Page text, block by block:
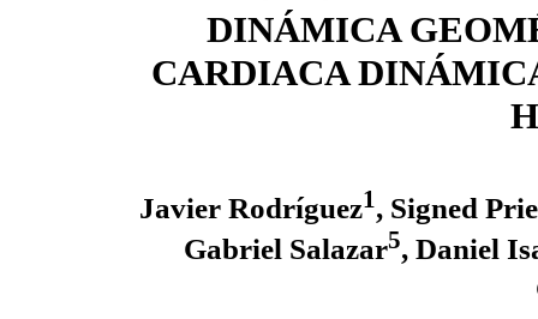
DINÁMICA
CARDIACA
Javier Rodríguez1, Signed
Gabriel Salazar5, Daniel